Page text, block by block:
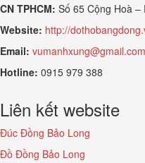
CN TPHCM: Số 65 Cộng Hoà –
Website: http://
Email: vumanhxung@gmail.com
Hotline: 0915 979 388
Liên kết website
Đúc Đồng Bảo Long
Đồ Đồng Bảo Long